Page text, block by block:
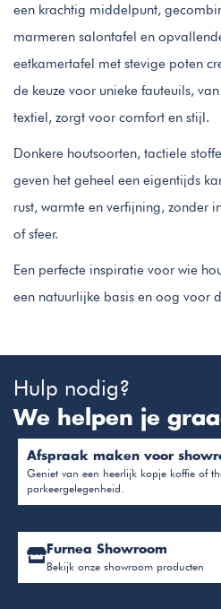
een krachtig middelpunt,
marmeren salontafel en
eetkamertafel met stevige poten
de keuze voor unieke fauteuils,
textiel, zorgt voor comfort en stijl.
Donkere houtsoorten, tactiele
geven het geheel een eigentijds
rust, warmte en verfijning, zonder
of sfeer.
Een perfecte inspiratie voor wie
een natuurlijke basis en oog voor
Hulp nodig?
We helpen je
Afspraak maken voor
Geniet van een heerlijk kopje koffie of
parkeergelegenheid.
Furnea Showroom
Bekijk onze showroom producten